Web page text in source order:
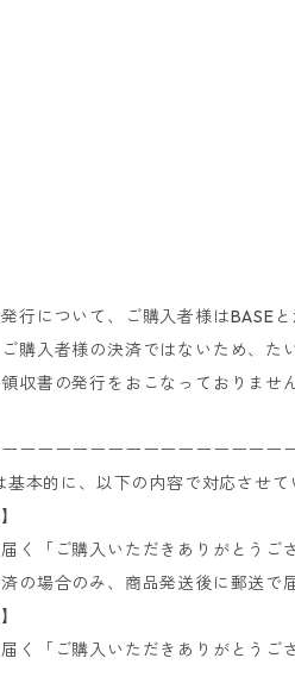
行について、ご購入者様はBASE
購入者様の決済ではないため、
収書の発行をおこなっておりませ
ーーーーーーーーーーーーーーー
本的に、以下の内容で対応させて
く「ご購入いただきありがとうご
の場合のみ、商品発送後に郵送で
く「ご購入いただきありがとうご